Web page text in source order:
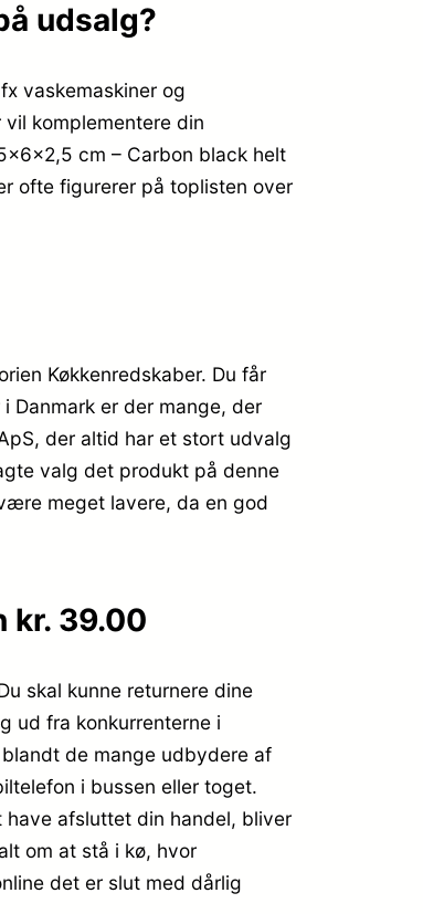
udsalg?
vaskemaskiner og
komplementere din
cm – Carbon black helt
ofte figurerer på toplisten over
Køkkenredskaber. Du får
Danmark er der mange, der
der altid har et stort udvalg
valg det produkt på denne
meget lavere, da en god
kr. 39.00
skal kunne returnere dine
ud fra konkurrenterne i
de mange udbydere af
i bussen eller toget.
afsluttet din handel, bliver
om at stå i kø, hvor
det er slut med dårlig